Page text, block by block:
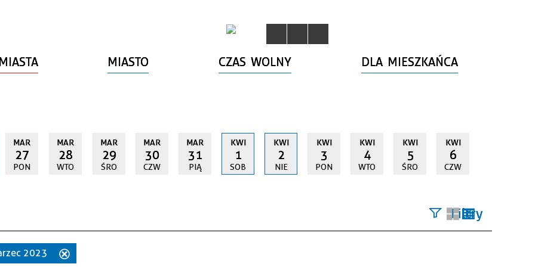
MIASTO CZAS WOLNY DLA MIESZKAŃCA
MAR
27
PON
MAR
28
WTO
MAR
29
ŚRO
MAR
30
CZW
MAR
31
PIĄ
KWI
1
SOB
KWI
2
NIE
KWI
3
PON
KWI
4
WTO
KWI
5
ŚRO
KWI
6
CZW
Filtry
2023